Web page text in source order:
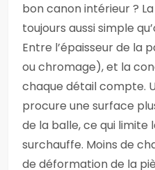
bon canon intérieur ?
toujours aussi simple
Entre l’épaisseur de la
ou chromage), et la
chaque détail compte.
procure une surface
de la balle, ce qui
surchauffe. Moins de
de déformation de la